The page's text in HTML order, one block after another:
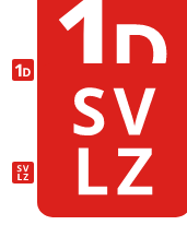
65-17336163-A0032
Jednodňová
starostlivosť, urológia,
(Urológia)
65-17336163-
Magnetická
rezonancia, Liptovský
Mikuláš(Rádiológia)
65-17336163-A0076